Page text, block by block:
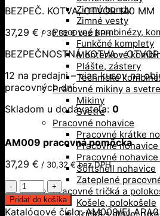
Zimné bundy
Zimné vesty
Pracovné kombinézy,
Funkčné komplety
Monterkové
Plášte, zástery
Technické
Pracovné mikiny a svetre
Mikiny
Svetre
Pracovné nohavice
Pracovné krátke
Pracovné
Pracovné
Softshell nohavice
Zateplené
Pracovné tričká a
Košele, polokošele
BEZPEČ. KOTVA, OTVOR 140 MM
37,29 € /30,32€bez DPH
BEZPEČNOSTNÁ KOTVA –
12 na predajni – viac kusov na
pracovných dní
Skladom u dodávateľa: 0
AM009 pracovná pomôcka
37,29 € / 30,32 €bez DPH
množstvo
AM009
pracovná
Pridať do košíka
Katalógové číslo:AM009/